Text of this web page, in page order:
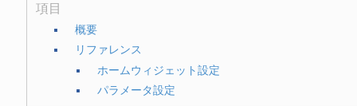
項目
概要
リファレンス
ホームウィジェット設定
パラメータ設定